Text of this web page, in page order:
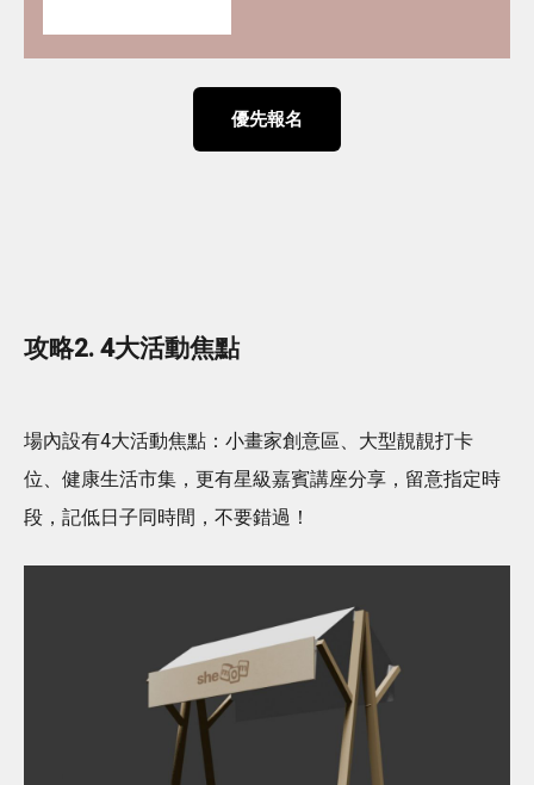
優先報名
攻略2. 4大活動焦點
場內設有4大活動焦點：小畫家創意區、大型靚靚打卡
位、健康生活市集，更有星級嘉賓講座分享，留意指定時
段，記低日子同時間，不要錯過！